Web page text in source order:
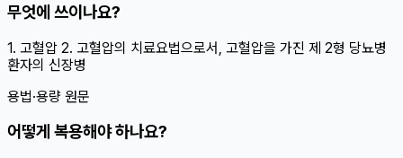
무엇에 쓰이나요?
1. 고혈압 2. 고혈압의 치료요법으로서, 고혈압을 가진 제 2형 당뇨병
환자의 신장병
용법·용량 원문
어떻게 복용해야 하나요?